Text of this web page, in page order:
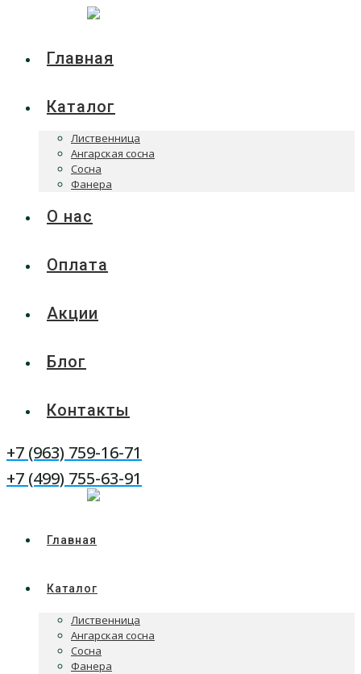
Главная
Каталог
Лиственница
Ангарская сосна
Сосна
Фанера
О нас
Оплата
Акции
Блог
Контакты
Telegram
WhatsApp
+7 (963) 759-16-71
+7 (499) 755-63-91
Главная
Каталог
Лиственница
Ангарская сосна
Сосна
Фанера